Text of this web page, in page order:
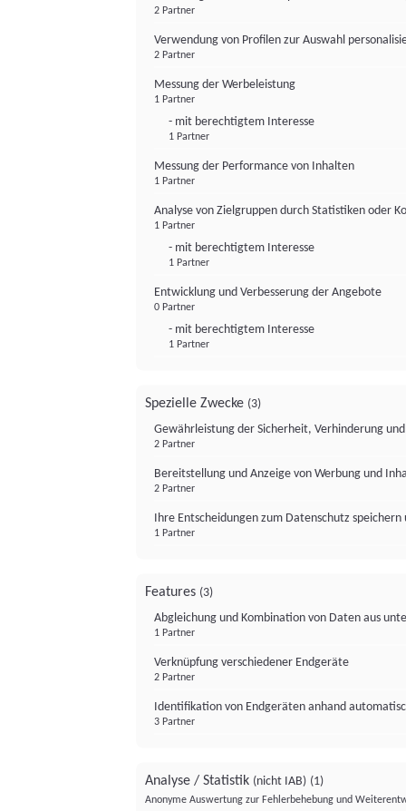
2 Partner
Verwendung von Profilen zur Auswahl
2 Partner
Messung der Werbeleistung
1 Partner
- mit berechtigtem Interesse
1 Partner
Messung der Performance von Inhalten
1 Partner
Analyse von Zielgruppen durch Statistiken oder
1 Partner
- mit berechtigtem Interesse
1 Partner
Entwicklung und Verbesserung der Angebote
0 Partner
- mit berechtigtem Interesse
1 Partner
Spezielle Zwecke (3)
Gewährleistung der Sicherheit, Verhinderung
2 Partner
Bereitstellung und Anzeige von Werbung und
2 Partner
Ihre Entscheidungen zum Datenschutz
1 Partner
Features (3)
Abgleichung und Kombination von Daten aus
1 Partner
Verknüpfung verschiedener Endgeräte
2 Partner
Identifikation von Endgeräten anhand
3 Partner
Analyse / Statistik (nicht IAB) (1)
Anonyme Auswertung zur Fehlerbehebung und